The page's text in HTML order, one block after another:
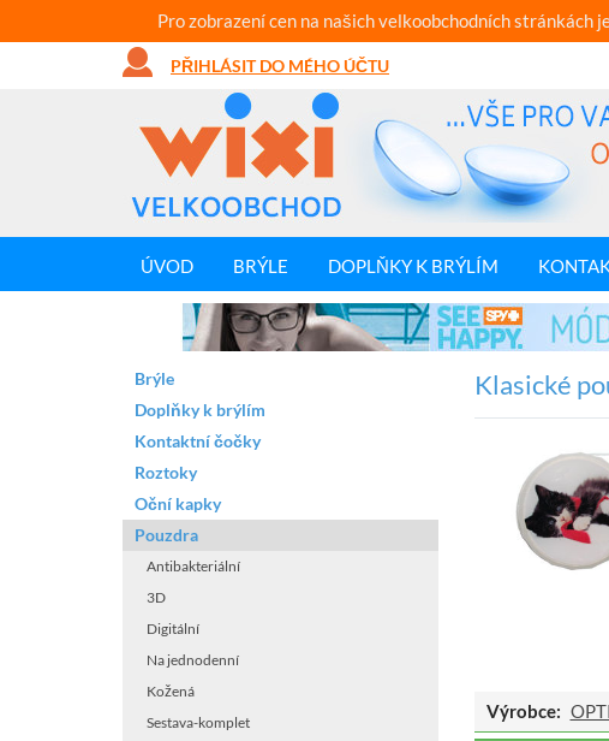
Pro zobrazení cen na našich velkoobchodních stránkách
PŘIHLÁSIT DO MÉHO ÚČTU
ÚVOD BRÝLE DOPLŇKY K BRÝLÍM
Klasické
Výrobce:
Brýle
Doplňky k brýlím
Kontaktní čočky
Roztoky
Oční kapky
Pouzdra
Antibakteriální
3D
Digitální
Na jednodenní
Kožená
Sestava-komplet